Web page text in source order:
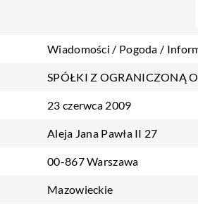
Wiadomości / Pogoda /
SPÓŁKI Z OGRANICZONĄ
23 czerwca 2009
Aleja Jana Pawła II 27
00-867 Warszawa
Mazowieckie